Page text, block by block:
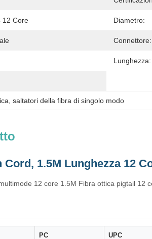
12 Core Diametro:
Connettore:
Lunghezza:
, saltatori della fibra di singolo modo
Cord, 1.5M Lunghezza 12
12 core 1.5M Fibra ottica pigtail 12
PC UPC